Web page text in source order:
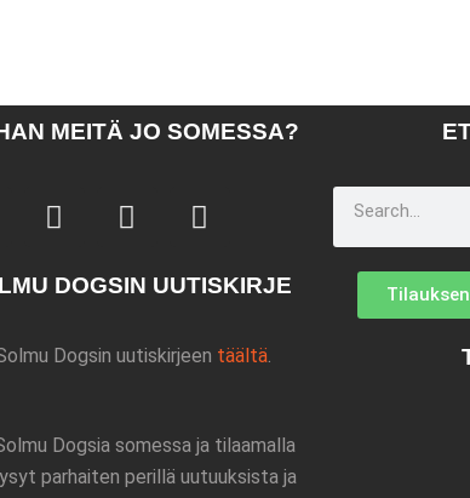
MEITÄ JO SOMESSA?
I
n
t
g
m
W
h
t
a
T
i
t
k
DOGSIN UUTISKIRJE
Dogsin uutiskirjeen täältä.
Dogsia somessa ja tilaamalla
parhaiten perillä uutuuksista ja